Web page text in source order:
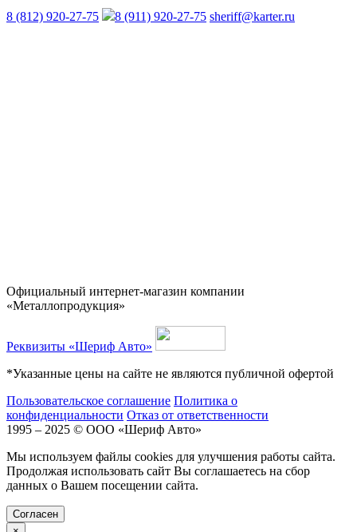
8 (812) 920-27-75 8 (911) 920-27-75 sheriff@karter.ru
Официальный интернет-магазин компании
«Металлопродукция»
Реквизиты «Шериф Авто»
*Указанные цены на сайте не являются публичной офертой
Пользовательское соглашение Политика о
конфиденциальности Отказ от ответственности
1995 – 2025 © ООО «Шериф Авто»
Мы используем файлы cookies для улучшения работы сайта.
Продолжая использовать сайт Вы соглашаетесь на сбор
данных о Вашем посещении сайта.
Cогласен